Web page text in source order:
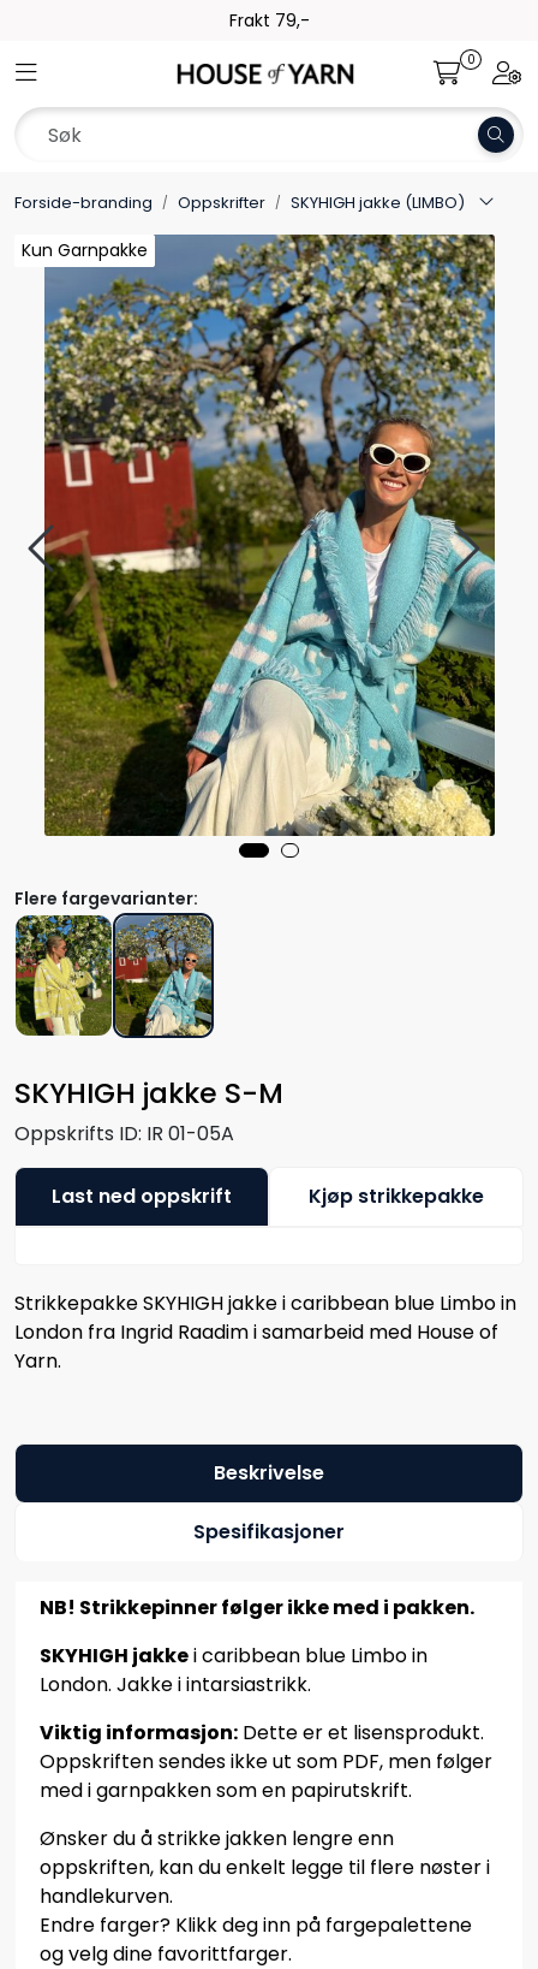
Frakt 79,-
Toggle navigation 0
Forside-branding Oppskrifter SKYHIGH jakke (LIMBO)
Kun Garnpakke
Kun Garnpakke
Kun Garnpakke
Kun Garnpakke
SKYHIGH jakke S-M
Oppskrifts ID: IR 01-05A
Flere fargevarianter:
Last ned oppskrift Kjøp strikkepakke
Strikkepakke SKYHIGH jakke i caribbean blue Limbo in
London fra Ingrid Raadim i samarbeid med House of
Yarn.
Beskrivelse
Spesifikasjoner
NB! Strikkepinner følger ikke med i pakken.
SKYHIGH jakkei caribbean blue Limbo in
London. Jakke i intarsiastrikk.
Viktig informasjon: Dette er et lisensprodukt.
Oppskriften sendes ikke ut som PDF, men følger
med i garnpakken som en papirutskrift.
Ønsker du å strikke jakken lengre enn
oppskriften, kan du enkelt legge til flere nøster i
handlekurven.
Endre farger? Klikk deg inn på fargepalettene
og velg dine favorittfarger.
Pinner og tilbehør
Gavekort
Outlet